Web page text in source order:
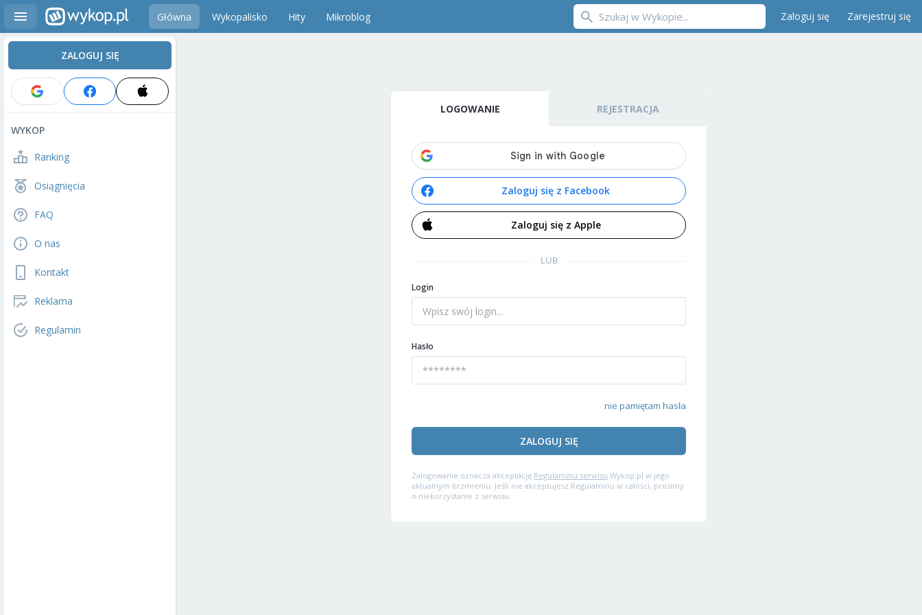
Główna Wykopalisko Hity Mikroblog Zaloguj się Zarejestruj się
ZALOGUJ SIĘ
WYKOP
Ranking
Osiągnięcia
FAQ
O nas
Kontakt
Reklama
Regulamin
LOGOWANIE REJESTRACJA
Zaloguj się z Facebook
Zaloguj się z Apple
LUB
Login
Hasło
nie pamiętam hasła
ZALOGUJ SIĘ
Zalogowanie oznacza akceptację Regulaminu serwisu Wykop.pl w jego
aktualnym brzmieniu. Jeśli nie akceptujesz Regulaminu w całości, prosimy
o niekorzystanie z serwisu.